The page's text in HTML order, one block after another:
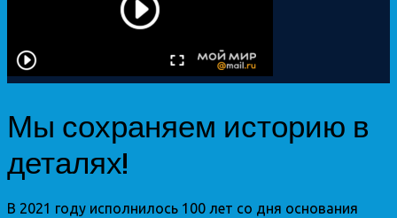
Мы сохраняем историю в
деталях!
В 2021 году исполнилось 100 лет со дня основания